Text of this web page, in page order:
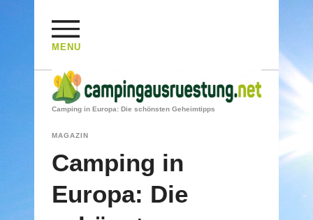
MENU
HOME/ MAGAZIN /
Camping in Europa: Die schönsten Geheimtipps
MAGAZIN
Camping in
Europa: Die